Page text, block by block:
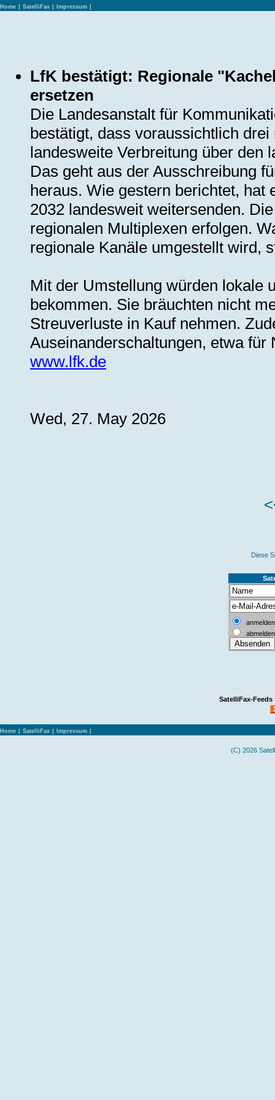
Home SatelliFax Impressum
LfK bestätigt: Regionale
ersetzen
Die Landesanstalt für
bestätigt, dass voraussichtlich
landesweite Verbreitung über den
Das geht aus der Ausschreibung
heraus. Wie gestern berichtet, hat
2032 landesweit weitersenden.
regionalen Multiplexen erfolgen.
regionale Kanäle umgestellt wird,
Mit der Umstellung würden lokale
bekommen. Sie bräuchten nicht
Streuverluste in Kauf nehmen.
Auseinanderschaltungen, etwa
www.lfk.de
Wed, 27. May 2026
Diese S
anmelden
abmelden
SatelliFax-Feeds
Home SatelliFax Impressum
(C) 2026